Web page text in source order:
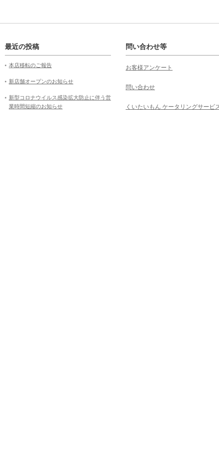
最近の投稿
本店移転のご報告
新店舗オープンのお知らせ
新型コロナウイルス感染拡大防止に伴う営
業時間短縮のお知らせ
問い合わせ等
お客様アンケート
問い合わせ
くいたいもん ケータリングサービ